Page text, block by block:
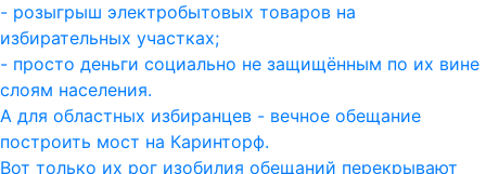
- розыгрыш электробытовых товаров на
избирательных участках;
- просто деньги социально не защищённым по их вине
слоям населения.
А для областных избиранцев - вечное обещание
построить мост на Каринторф.
Вот только их рог изобилия обещаний перекрывают